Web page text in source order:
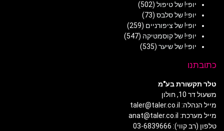
יופי! של טיפול(502)
יופי! של סלבס(73)
יופי! של ציפורניים(259)
יופי! של קוסמטיקה(547)
יופי! של שיער(535)
כתובתנו
טלר תקשורת בע"מ
משעול דר 10, חולון
מייל הנהלה: taler@taler.co.il
מייל מערכת: anat@taler.co.il
טלפון (רב קווי): 03-6839666